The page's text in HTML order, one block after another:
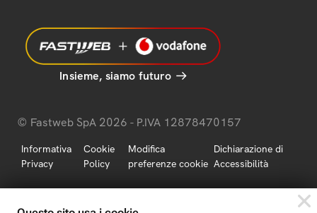
Insieme, siamo futuro
© Fastweb SpA 2026 - P.IVA 12878470157
Informativa
Privacy
Cookie
Policy
Modifica
preferenze cookie
Dichiarazione di
Accessibilità